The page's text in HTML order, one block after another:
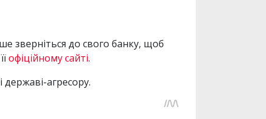
зверніться до свого банку, щоб
офіційному сайті.
агресору.